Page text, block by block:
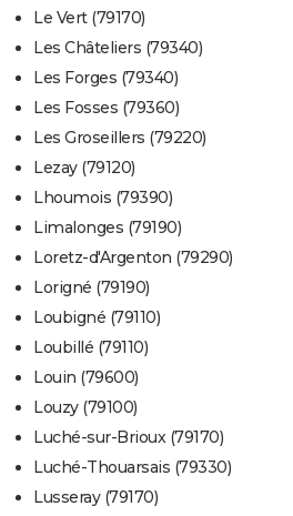
Le Vert (79170)
Les Châteliers (79340)
Les Forges (79340)
Les Fosses (79360)
Les Groseillers (79220)
Lezay (79120)
Lhoumois (79390)
Limalonges (79190)
Loretz-d'Argenton (79290)
Lorigné (79190)
Loubigné (79110)
Loubillé (79110)
Louin (79600)
Louzy (79100)
Luché-sur-Brioux (79170)
Luché-Thouarsais (79330)
Lusseray (79170)